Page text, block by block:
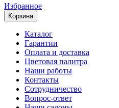
Избранное
Корзина
Каталог
Гарантии
Оплата и доставка
Цветовая палитра
Наши работы
Контакты
Сотрудничество
Вопрос-ответ